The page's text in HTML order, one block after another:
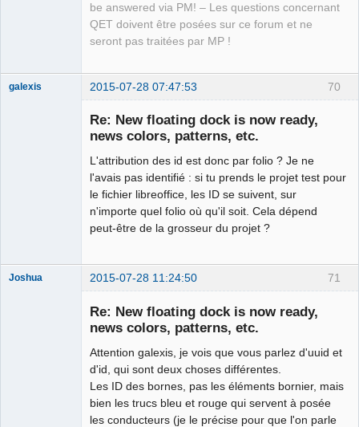
be answered via PM! – Les questions concernant
QET doivent être posées sur ce forum et ne
seront pas traitées par MP !
70
galexis 2015-07-28 07:47:53
Re: New floating dock is now ready,
news colors, patterns, etc.
L'attribution des id est donc par folio ? Je ne
l'avais pas identifié : si tu prends le projet test pour
le fichier libreoffice, les ID se suivent, sur
n'importe quel folio où qu'il soit. Cela dépend
peut-être de la grosseur du projet ?
71
Joshua 2015-07-28 11:24:50
Re: New floating dock is now ready,
news colors, patterns, etc.
Attention galexis, je vois que vous parlez d'uuid et
d'id, qui sont deux choses différentes.
Les ID des bornes, pas les éléments bornier, mais
bien les trucs bleu et rouge qui servent à posée
les conducteurs (je le précise pour que l'on parle